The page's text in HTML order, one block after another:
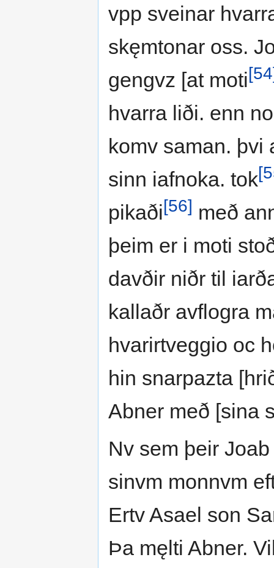
vpp sveinar
skęmtonar oss.
gengvz [at moti
hvarra liði. enn
komv saman. þvi
sinn iafnoka. tok
pikaði[56] með
þeim er i moti
davðir niðr til
kallaðr avflogra
hvarirtveggio oc
hin snarpazta
Abner með [sina
Nv sem þeir
sinvm monnvm
Ertv Asael son
Þa męlti Abner.